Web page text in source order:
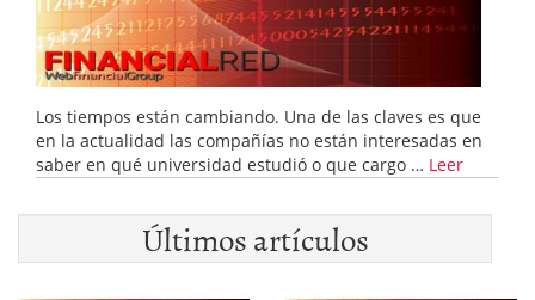
Los tiempos están cambiando. Una de las claves es que
en la actualidad las compañías no están interesadas en
saber en qué universidad estudió o que cargo … Leer
Últimos artículos